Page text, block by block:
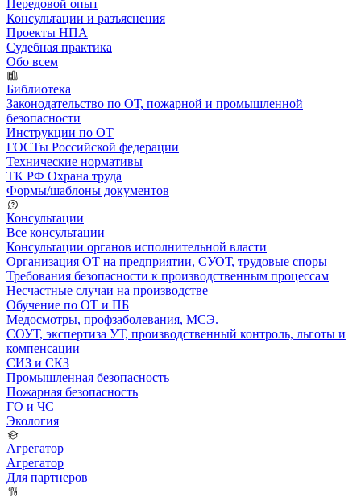
Передовой опыт
Консультации и разъяснения
Проекты НПА
Судебная практика
Обо всем
Библиотека
Законодательство по ОТ, пожарной и промышленной
безопасности
Инструкции по ОТ
ГОСТы Российской федерации
Технические нормативы
ТК РФ Охрана труда
Формы/шаблоны документов
Консультации
Все консультации
Консультации органов исполнительной власти
Организация ОТ на предприятии, СУОТ, трудовые споры
Требования безопасности к производственным процессам
Несчастные случаи на производстве
Обучение по ОТ и ПБ
Медосмотры, профзаболевания, МСЭ.
СОУТ, экспертиза УТ, производственный контроль, льготы и
компенсации
СИЗ и СКЗ
Промышленная безопасность
Пожарная безопасность
ГО и ЧС
Экология
Агрегатор
Агрегатор
Для партнеров